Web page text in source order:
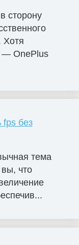
сторону
Хотя
— OnePlus
fps без
тема
что